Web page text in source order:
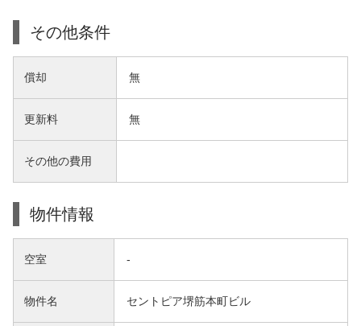
その他条件
償却 無
更新料 無
その他の費用
物件情報
空室 -
物件名 セントピア堺筋本町ビル